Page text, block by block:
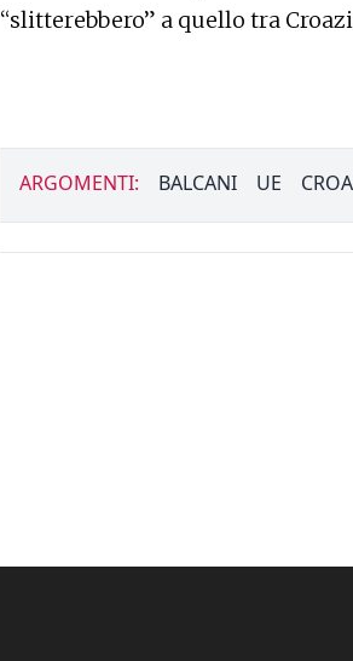
“slitterebbero” a quello tra
ARGOMENTI: BALCANI UE